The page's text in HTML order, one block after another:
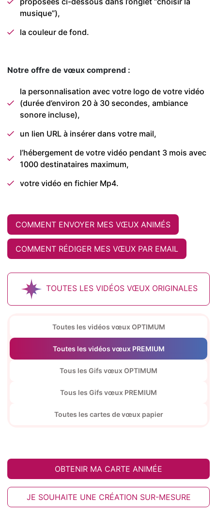
musique”),
la couleur de fond.
Notre offre de vœux comprend :
la personnalisation avec votre logo de votre vidéo
(durée d’environ 20 à 30 secondes, ambiance
sonore incluse),
un lien URL à insérer dans votre mail,
l’hébergement de votre vidéo pendant 3 mois avec
1000 destinataires maximum,
votre vidéo en fichier Mp4.
COMMENT ENVOYER MES VŒUX ANIMÉS
COMMENT RÉDIGER MES VŒUX PAR EMAIL
TOUTES LES VIDÉOS VŒUX ORIGINALES
Toutes les vidéos vœux OPTIMUM
Toutes les vidéos vœux PREMIUM
Tous les Gifs vœux OPTIMUM
Tous les Gifs vœux PREMIUM
Toutes les cartes de vœux papier
OBTENIR MA CARTE ANIMÉE
JE SOUHAITE UNE CRÉATION SUR-MESURE